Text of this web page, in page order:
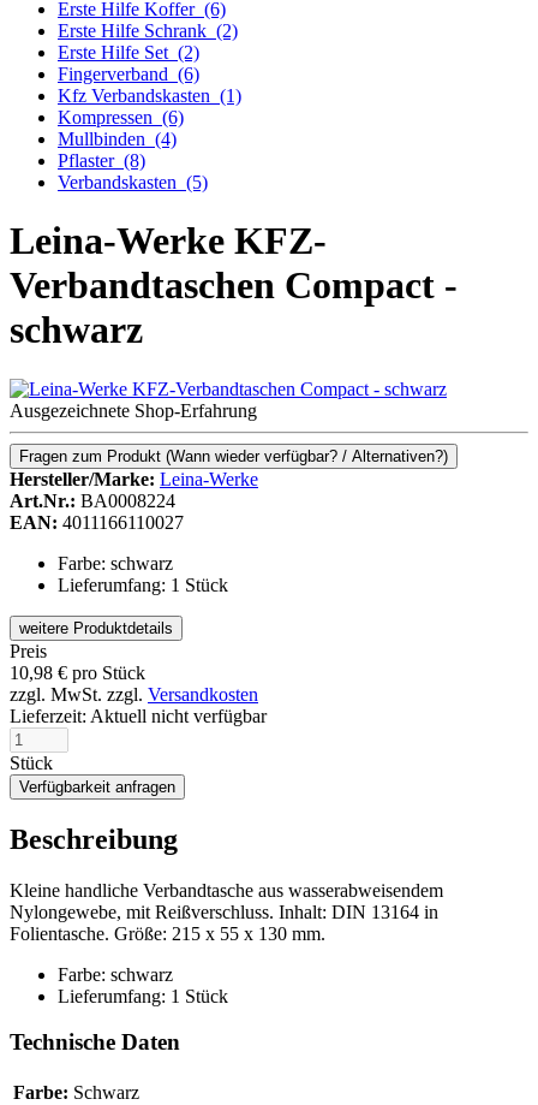
Erste Hilfe Koffer (6)
Erste Hilfe Schrank (2)
Erste Hilfe Set (2)
Fingerverband (6)
Kfz Verbandskasten (1)
Kompressen (6)
Mullbinden (4)
Pflaster (8)
Verbandskasten (5)
Leina-Werke KFZ-
Verbandtaschen Compact -
schwarz
Ausgezeichnete Shop-Erfahrung
Fragen zum Produkt (Wann wieder verfügbar? / Alternativen?)
Hersteller/Marke: Leina-Werke
Art.Nr.: BA0008224
EAN: 4011166110027
Farbe: schwarz
Lieferumfang: 1 Stück
weitere Produktdetails
Preis
10,98 € pro Stück
zzgl. MwSt. zzgl. Versandkosten
Lieferzeit: Aktuell nicht verfügbar
Stück
Verfügbarkeit anfragen
Beschreibung
Kleine handliche Verbandtasche aus wasserabweisendem
Nylongewebe, mit Reißverschluss. Inhalt: DIN 13164 in
Folientasche. Größe: 215 x 55 x 130 mm.
Farbe: schwarz
Lieferumfang: 1 Stück
Technische Daten
Farbe: Schwarz